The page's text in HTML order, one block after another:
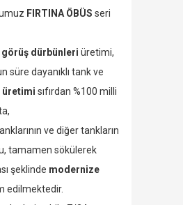
FIRTINA ÖBÜS seri
görüş dürbünleri üretimi,
süre dayanıklı tank ve
üretimi sıfırdan %100 milli
ve diğer tankların
tamamen sökülerek
şeklinde modernize
edilmektedir.